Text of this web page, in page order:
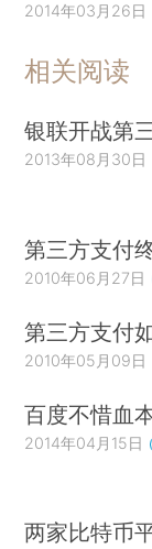
2014年03月26日
相关阅读
银联开战第
2013年08月30日
第三方支付
2010年06月27日
第三方支付
2010年05月09日
百度不惜血
2014年04月15日
两家比特币